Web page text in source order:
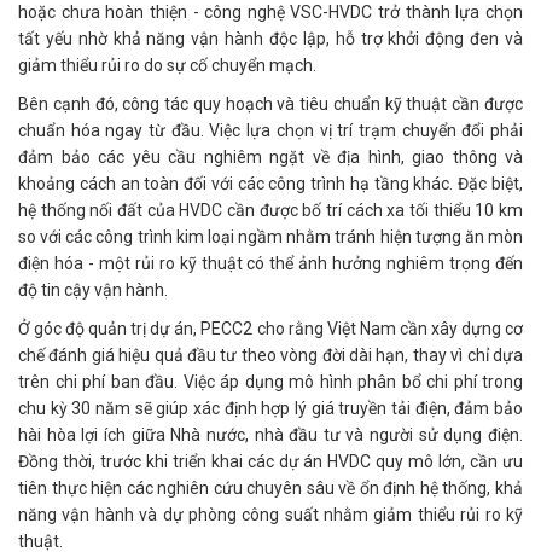
hoặc chưa hoàn thiện - công nghệ VSC-HVDC trở thành lựa chọn
tất yếu nhờ khả năng vận hành độc lập, hỗ trợ khởi động đen và
giảm thiểu rủi ro do sự cố chuyển mạch.
Bên cạnh đó, công tác quy hoạch và tiêu chuẩn kỹ thuật cần được
chuẩn hóa ngay từ đầu. Việc lựa chọn vị trí trạm chuyển đổi phải
đảm bảo các yêu cầu nghiêm ngặt về địa hình, giao thông và
khoảng cách an toàn đối với các công trình hạ tầng khác. Đặc biệt,
hệ thống nối đất của HVDC cần được bố trí cách xa tối thiểu 10 km
so với các công trình kim loại ngầm nhằm tránh hiện tượng ăn mòn
điện hóa - một rủi ro kỹ thuật có thể ảnh hưởng nghiêm trọng đến
độ tin cậy vận hành.
Ở góc độ quản trị dự án, PECC2 cho rằng Việt Nam cần xây dựng cơ
chế đánh giá hiệu quả đầu tư theo vòng đời dài hạn, thay vì chỉ dựa
trên chi phí ban đầu. Việc áp dụng mô hình phân bổ chi phí trong
chu kỳ 30 năm sẽ giúp xác định hợp lý giá truyền tải điện, đảm bảo
hài hòa lợi ích giữa Nhà nước, nhà đầu tư và người sử dụng điện.
Đồng thời, trước khi triển khai các dự án HVDC quy mô lớn, cần ưu
tiên thực hiện các nghiên cứu chuyên sâu về ổn định hệ thống, khả
năng vận hành và dự phòng công suất nhằm giảm thiểu rủi ro kỹ
thuật.